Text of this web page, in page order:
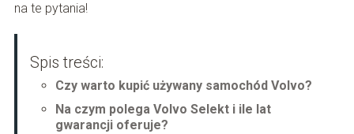
na te pytania!
Spis treści:
Czy warto kupić używany samochód Volvo?
Na czym polega Volvo Selekt i ile lat
gwarancji oferuje?